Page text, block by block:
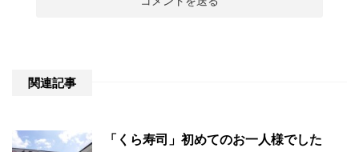
関連記事
「くら寿司」初めてのお一人様でした